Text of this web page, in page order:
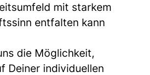
mit starkem
entfalten kann
die Möglichkeit,
Deiner individuellen